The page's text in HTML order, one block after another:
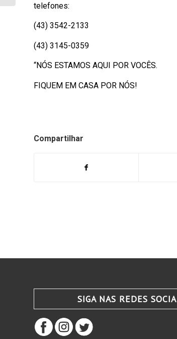
telefones:
(43) 3542-2133
(43) 3145-0359
“NÓS ESTAMOS AQUI POR VOCÊS.
FIQUEM EM CASA POR NÓS!
Compartilhar
SIGA NAS REDES